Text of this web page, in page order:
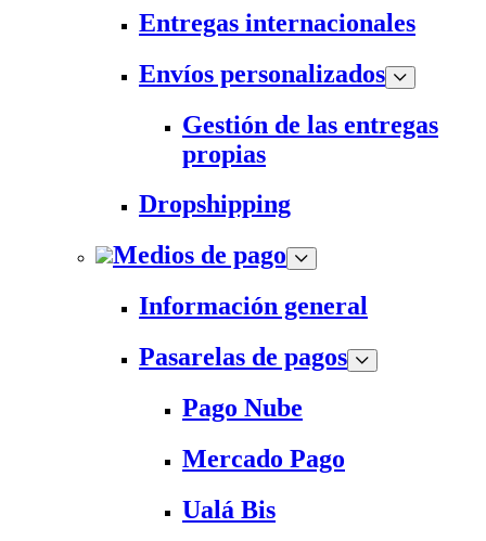
Entregas internacionales
Envíos personalizados
Gestión de las entregas
propias
Dropshipping
Medios de pago
Información general
Pasarelas de pagos
Pago Nube
Mercado Pago
Ualá Bis